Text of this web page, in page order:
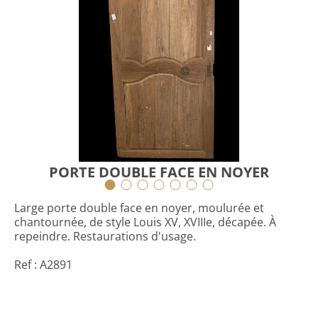
PORTE DOUBLE FACE EN NOYER
Large porte double face en noyer, moulurée et
chantournée, de style Louis XV, XVIIIe, décapée. À
repeindre. Restaurations d'usage.
Ref : A2891